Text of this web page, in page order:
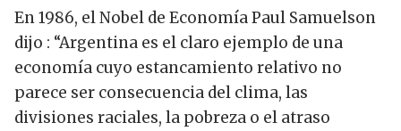
En 1986, el Nobel de Economía Paul Samuelson
dijo : “Argentina es el claro ejemplo de una
economía cuyo estancamiento relativo no
parece ser consecuencia del clima, las
divisiones raciales, la pobreza o el atraso